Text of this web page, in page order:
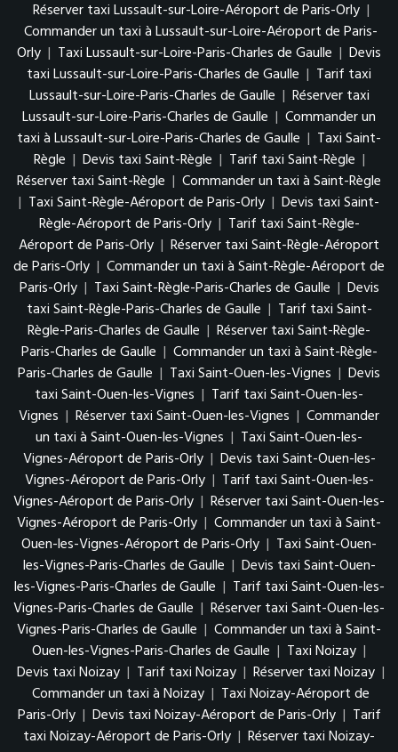
Réserver taxi Lussault-sur-Loire-Aéroport de Paris-Orly |
Commander un taxi à Lussault-sur-Loire-Aéroport de Paris-
Orly | Taxi Lussault-sur-Loire-Paris-Charles de Gaulle | Devis
taxi Lussault-sur-Loire-Paris-Charles de Gaulle | Tarif taxi
Lussault-sur-Loire-Paris-Charles de Gaulle | Réserver taxi
Lussault-sur-Loire-Paris-Charles de Gaulle | Commander un
taxi à Lussault-sur-Loire-Paris-Charles de Gaulle | Taxi Saint-
Règle | Devis taxi Saint-Règle | Tarif taxi Saint-Règle |
Réserver taxi Saint-Règle | Commander un taxi à Saint-Règle
| Taxi Saint-Règle-Aéroport de Paris-Orly | Devis taxi Saint-
Règle-Aéroport de Paris-Orly | Tarif taxi Saint-Règle-
Aéroport de Paris-Orly | Réserver taxi Saint-Règle-Aéroport
de Paris-Orly | Commander un taxi à Saint-Règle-Aéroport de
Paris-Orly | Taxi Saint-Règle-Paris-Charles de Gaulle | Devis
taxi Saint-Règle-Paris-Charles de Gaulle | Tarif taxi Saint-
Règle-Paris-Charles de Gaulle | Réserver taxi Saint-Règle-
Paris-Charles de Gaulle | Commander un taxi à Saint-Règle-
Paris-Charles de Gaulle | Taxi Saint-Ouen-les-Vignes | Devis
taxi Saint-Ouen-les-Vignes | Tarif taxi Saint-Ouen-les-
Vignes | Réserver taxi Saint-Ouen-les-Vignes | Commander
un taxi à Saint-Ouen-les-Vignes | Taxi Saint-Ouen-les-
Vignes-Aéroport de Paris-Orly | Devis taxi Saint-Ouen-les-
Vignes-Aéroport de Paris-Orly | Tarif taxi Saint-Ouen-les-
Vignes-Aéroport de Paris-Orly | Réserver taxi Saint-Ouen-les-
Vignes-Aéroport de Paris-Orly | Commander un taxi à Saint-
Ouen-les-Vignes-Aéroport de Paris-Orly | Taxi Saint-Ouen-
les-Vignes-Paris-Charles de Gaulle | Devis taxi Saint-Ouen-
les-Vignes-Paris-Charles de Gaulle | Tarif taxi Saint-Ouen-les-
Vignes-Paris-Charles de Gaulle | Réserver taxi Saint-Ouen-les-
Vignes-Paris-Charles de Gaulle | Commander un taxi à Saint-
Ouen-les-Vignes-Paris-Charles de Gaulle | Taxi Noizay |
Devis taxi Noizay | Tarif taxi Noizay | Réserver taxi Noizay |
Commander un taxi à Noizay | Taxi Noizay-Aéroport de
Paris-Orly | Devis taxi Noizay-Aéroport de Paris-Orly | Tarif
taxi Noizay-Aéroport de Paris-Orly | Réserver taxi Noizay-